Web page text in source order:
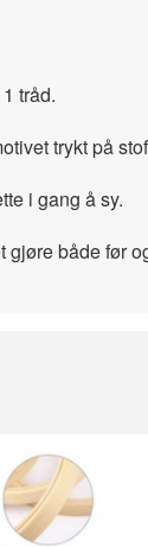
tråd.
trykt på
i gang å sy.
både